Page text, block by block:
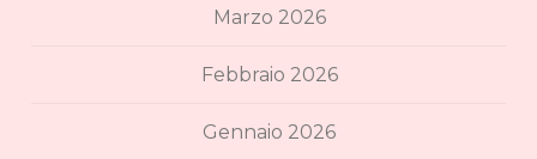
Marzo 2026
Febbraio 2026
Gennaio 2026